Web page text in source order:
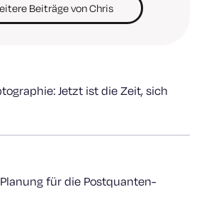
Beiträge von Chris
Jetzt ist die Zeit, sich
für die Postquanten-